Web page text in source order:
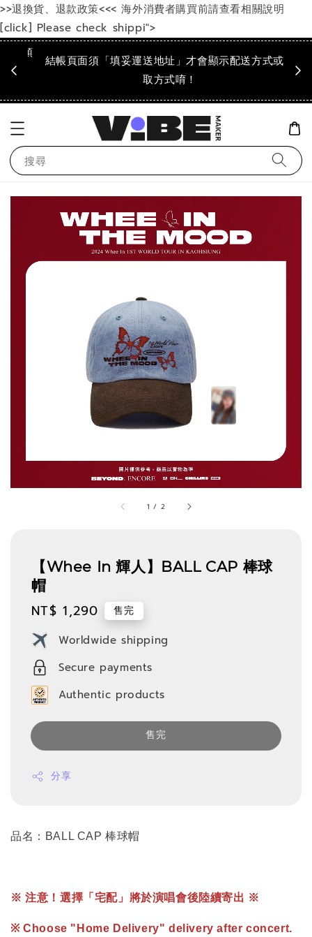
>>退換貨、退款政策<<< 海外消費者購買前請查看相關說明
[click] Please check shippi">
結帳頁面須「填妥運送地址」才會顯示配送方式或領
取方式唷！
搜尋
1 / 2
【Whee In 輝人】BALL CAP 棒球
帽
Regular
price
NT$ 1,290 售完
Worldwide shipping
Secure payments
Authentic products
售完
分享
品名：BALL CAP 棒球帽
※ 注意！選擇「宅配」將於演唱會後陸續寄出 ※
※ Choose "Home Delivery" delivery after concert.